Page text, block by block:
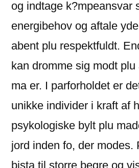
og indtage k?mpeansvar
energibehov og aftale
abent plu respektfuldt.
kan dromme sig modt
ma er. I parforholdet er
unikke individer i kraft af
psykologiske bylt plu
jord inden fo, der modes.
bista til storre begre og